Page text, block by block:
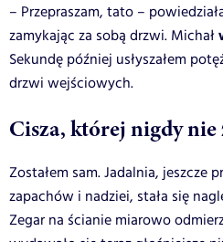
– Przepraszam, tato –
zamykając za sobą drzwi. Michał
Sekundę później usłyszałem
drzwi wejściowych.
Cisza, której nigdy nie
Zostałem sam. Jadalnia, jeszcze
zapachów i nadziei, stała się
Zegar na ścianie miarowo